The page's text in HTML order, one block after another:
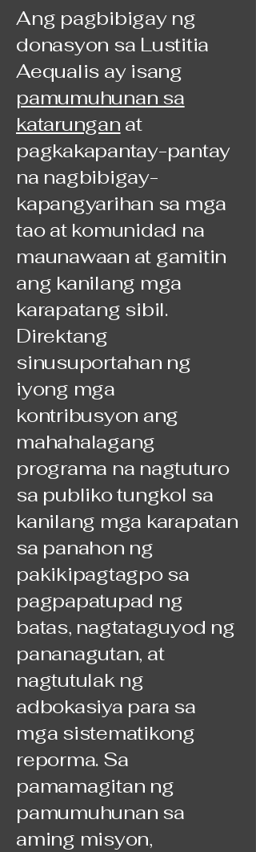
Ang pagbibigay ng
donasyon sa Lustitia
Aequalis ay isang
pamumuhunan sa
katarungan at
pagkakapantay-pantay
na nagbibigay-
kapangyarihan sa mga
tao at komunidad na
maunawaan at gamitin
ang kanilang mga
karapatang sibil.
Direktang
sinusuportahan ng
iyong mga
kontribusyon ang
mahahalagang
programa na nagtuturo
sa publiko tungkol sa
kanilang mga karapatan
sa panahon ng
pakikipagtagpo sa
pagpapatupad ng
batas, nagtataguyod ng
pananagutan, at
nagtutulak ng
adbokasiya para sa
mga sistematikong
reporma. Sa
pamamagitan ng
pamumuhunan sa
aming misyon,